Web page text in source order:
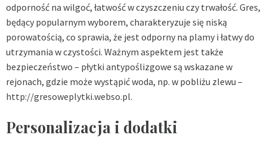
odporność na wilgoć, łatwość w czyszczeniu czy trwałość. Gres,
będący popularnym wyborem, charakteryzuje się niską
porowatością, co sprawia, że jest odporny na plamy i łatwy do
utrzymania w czystości. Ważnym aspektem jest także
bezpieczeństwo – płytki antypoślizgowe są wskazane w
rejonach, gdzie może wystąpić woda, np. w pobliżu zlewu –
http://gresoweplytki.webso.pl.
Personalizacja i dodatki